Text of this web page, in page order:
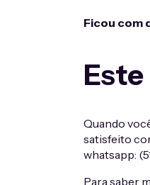
Ficou com
Quando
satisfeito
whatsapp:
Para saber